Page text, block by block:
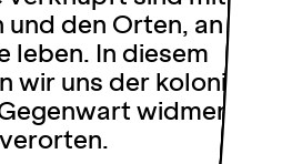
und den Orten, an
leben. In diesem
wir uns der kolonialen
widmen und